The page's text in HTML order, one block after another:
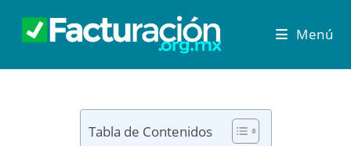
Menú
Tabla de Contenidos